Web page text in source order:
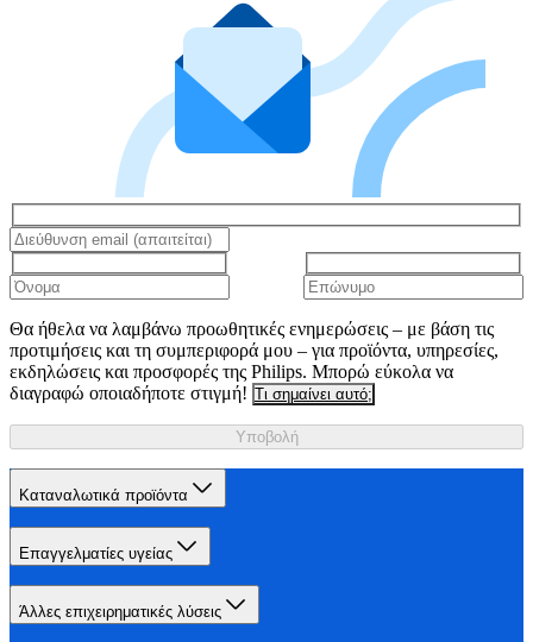
Θα ήθελα να λαμβάνω προωθητικές ενημερώσεις – με βάση τις
προτιμήσεις και τη συμπεριφορά μου – για προϊόντα, υπηρεσίες,
εκδηλώσεις και προσφορές της Philips. Μπορώ εύκολα να
διαγραφώ οποιαδήποτε στιγμή! Τι σημαίνει αυτό;
Υποβολή
Καταναλωτικά προϊόντα
Επαγγελματίες υγείας
Άλλες επιχειρηματικές λύσεις